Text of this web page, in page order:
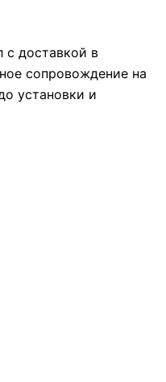
с доставкой в
сопровождение на
установки и